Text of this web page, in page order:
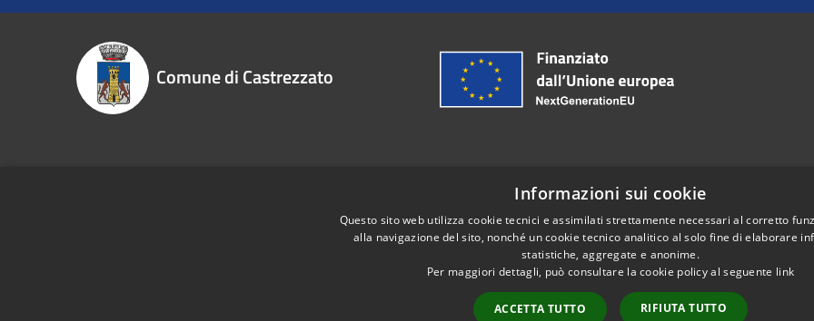
Comune di Castrezzato
Piazzale Risorgimento, 1 - 25030 Castrezzato (Bs)
Telefono: 030-7041111
Email: protocollo@comune.castrezzato.bs.it
protocollo@pec.comune.castrezzato.bs.it
Informazioni sui cookie
Questo sito web utilizza cookie tecnici e assimilati strettamente necessari al corretto
alla navigazione del sito, nonché un cookie tecnico analitico al solo fine di elaborare
statistiche, aggregate e anonime.
Per maggiori dettagli, può consultare la cookie policy al seguente link
ACCETTA TUTTO RIFIUTA TUTTO